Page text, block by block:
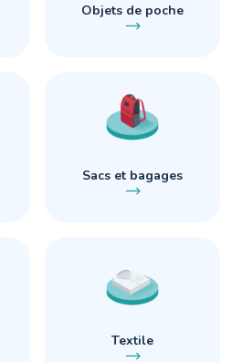
Objets de poche
Sacs et bagages
Textile